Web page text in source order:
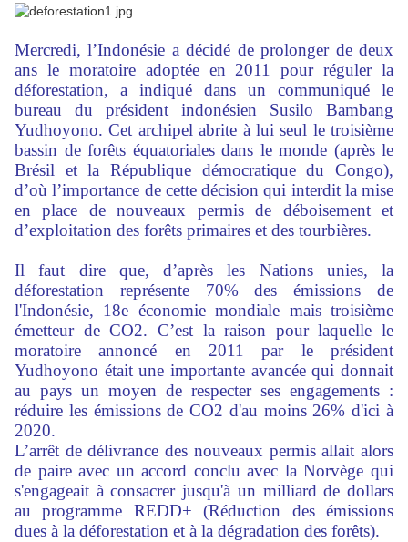
Mercredi, l’Indonésie a décidé de prolonger de deux
ans le moratoire adoptée en 2011 pour réguler la
déforestation, a indiqué dans un communiqué le
bureau du président indonésien Susilo Bambang
Yudhoyono. Cet archipel abrite à lui seul le troisième
bassin de forêts équatoriales dans le monde (après le
Brésil et la République démocratique du Congo),
d’où l’importance de cette décision qui interdit la mise
en place de nouveaux permis de déboisement et
d’exploitation des forêts primaires et des tourbières.
Il faut dire que, d’après les Nations unies, la
déforestation représente 70% des émissions de
l'Indonésie, 18e économie mondiale mais troisième
émetteur de CO2. C’est la raison pour laquelle le
moratoire annoncé en 2011 par le président
Yudhoyono était une importante avancée qui donnait
au pays un moyen de respecter ses engagements :
réduire les émissions de CO2 d'au moins 26% d'ici à
2020.
L’arrêt de délivrance des nouveaux permis allait alors
de paire avec un accord conclu avec la Norvège qui
s'engageait à consacrer jusqu'à un milliard de dollars
au programme REDD+ (Réduction des émissions
dues à la déforestation et à la dégradation des forêts).